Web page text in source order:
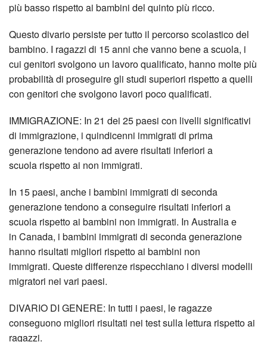
più basso rispetto ai bambini del quinto più ricco.
Questo divario persiste per tutto il percorso scolastico del
bambino. I ragazzi di 15 anni che vanno bene a scuola, i
cui genitori svolgono un lavoro qualificato, hanno molte più
probabilità di proseguire gli studi superiori rispetto a quelli
con genitori che svolgono lavori poco qualificati.
IMMIGRAZIONE: In 21 dei 25 paesi con livelli significativi
di immigrazione, i quindicenni immigrati di prima
generazione tendono ad avere risultati inferiori a
scuola rispetto ai non immigrati.
In 15 paesi, anche i bambini immigrati di seconda
generazione tendono a conseguire risultati inferiori a
scuola rispetto ai bambini non immigrati. In Australia e
in Canada, i bambini immigrati di seconda generazione
hanno risultati migliori rispetto ai bambini non
immigrati. Queste differenze rispecchiano i diversi modelli
migratori nei vari paesi.
DIVARIO DI GENERE: In tutti i paesi, le ragazze
conseguono migliori risultati nei test sulla lettura rispetto ai
ragazzi.